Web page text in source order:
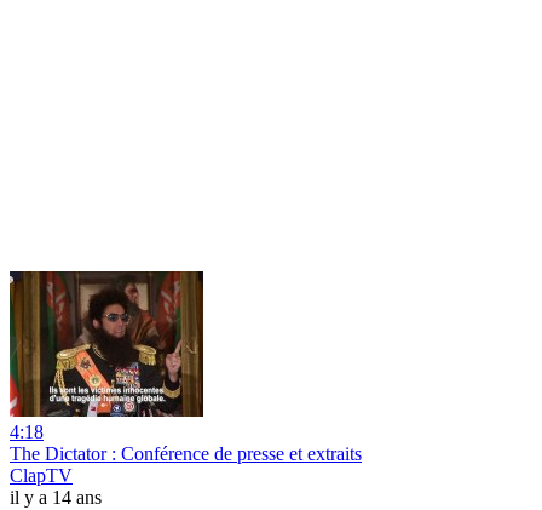
4:18
The Dictator : Conférence de presse et extraits
ClapTV
il y a 14 ans